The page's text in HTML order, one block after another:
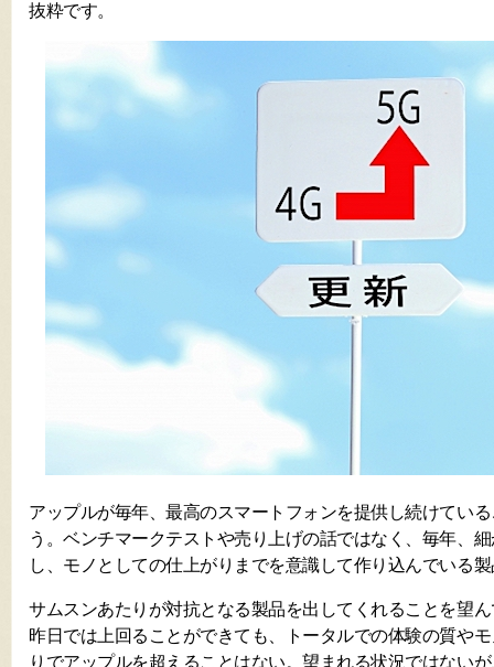
抜粋です。
アップルが毎年、最高のスマートフォンを提供し続けてい
う。ベンチマークテストや売り上げの話ではなく、毎年、
し、モノとしての仕上がりまでを意識して作り込んでいる
サムスンあたりが対抗となる製品を出してくれることを望
昨日では上回ることができても、トータルでの体験の質や
りでアップルを超えることはない。望まれる状況ではない